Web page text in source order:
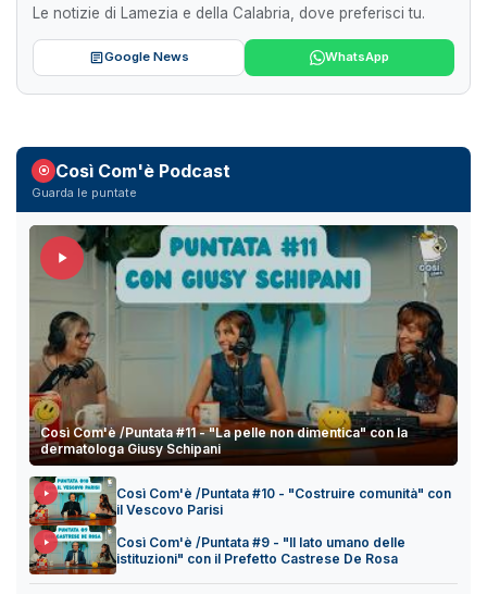
Le notizie di Lamezia e della Calabria, dove preferisci tu.
Google News WhatsApp
Così Com'è Podcast
Guarda le puntate
Così Com'è /Puntata #11 - "La pelle non dimentica" con la
dermatologa Giusy Schipani
Così Com'è /Puntata #10 - "Costruire comunità" con
il Vescovo Parisi
Così Com'è /Puntata #9 - "Il lato umano delle
istituzioni" con il Prefetto Castrese De Rosa